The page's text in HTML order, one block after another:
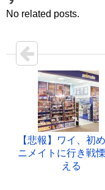
No related posts.
【悲報】ワイ、初
ニメイトに行き戦
える